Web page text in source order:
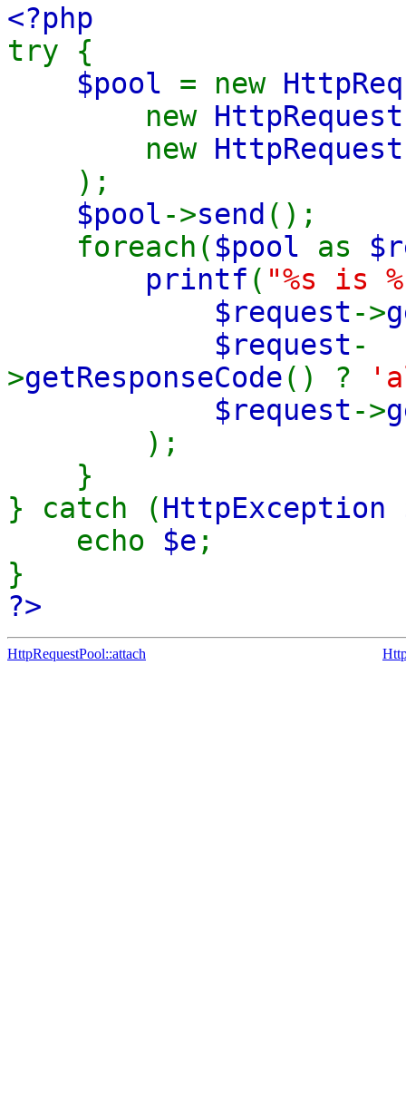
<?php
try {
$pool = new
new HttpRequest
new HttpRequest
);
$pool->send ();
foreach( $pool as
printf ( "%s is
$request->
$request-
>getResponseCode() ?
$request->
);
}
} catch (HttpException
echo $e ;
}
?>
HttpRequestPool::attach